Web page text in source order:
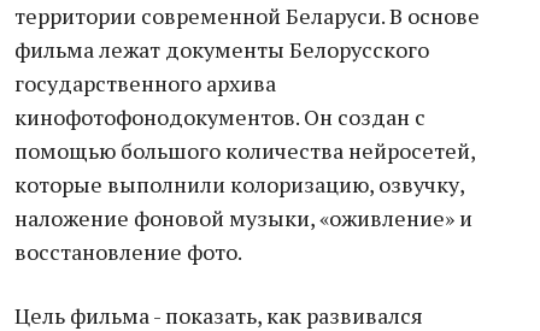
территории современной Беларуси. В основе
фильма лежат документы Белорусского
государственного архива
кинофотофонодокументов. Он создан с
помощью большого количества нейросетей,
которые выполнили колоризацию, озвучку,
наложение фоновой музыки, «оживление» и
восстановление фото.
Цель фильма - показать, как развивался